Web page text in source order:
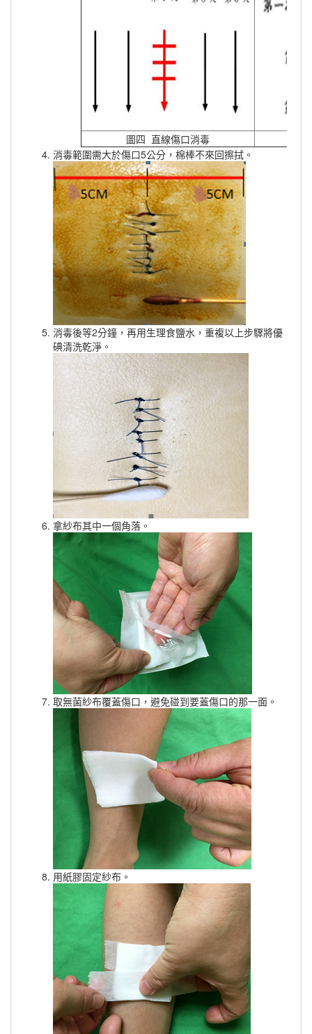
圖四 直線傷口消毒
消毒範圍需大於傷口5公分，棉棒不來回擦拭。
消毒後等2分鐘，再用生理食鹽水，重複以上步驟將優
碘清洗乾淨。
拿紗布其中一個角落。
取無菌紗布覆蓋傷口，避免碰到要蓋傷口的那一面。
用紙膠固定紗布。